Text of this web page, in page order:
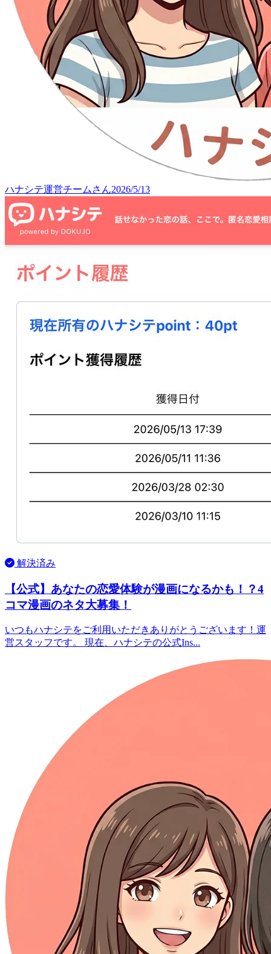
ハナシテ運営チーム さん2026/5/13
解決済み
【公式】あなたの恋愛体験が漫画になるかも！？4
コマ漫画のネタ大募集！
いつもハナシテをご利用いただきありがとうございます！運
営スタッフです。 現在、ハナシテの公式Ins...